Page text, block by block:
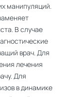
манипуляций.
В случае
врач. Для
лечения
Для
в динамике